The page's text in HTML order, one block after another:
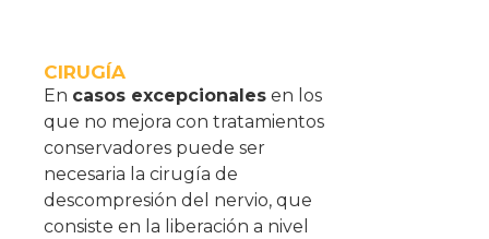
CIRUGÍA
En casos excepcionales en los
que no mejora con tratamientos
conservadores puede ser
necesaria la cirugía de
descompresión del nervio, que
consiste en la liberación a nivel